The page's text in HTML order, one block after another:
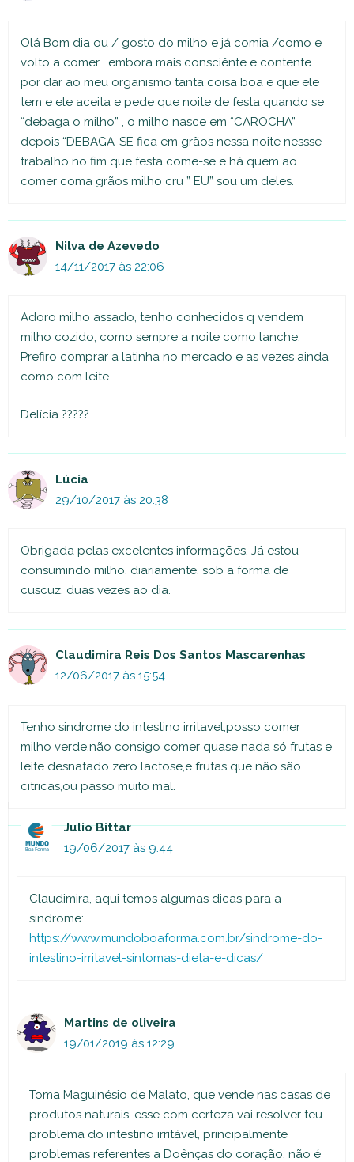
Olá Bom dia ou / gosto do milho e já comia /como e
volto a comer , embora mais consciênte e contente
por dar ao meu organismo tanta coisa boa e que ele
tem e ele aceita e pede que noite de festa quando se
“debaga o milho” , o milho nasce em “CAROCHA”
depois “DEBAGA-SE fica em grãos nessa noite nessse
trabalho no fim que festa come-se e há quem ao
comer coma grãos milho cru ” EU” sou um deles.
Nilva de Azevedo
14/11/2017 às 22:06
Adoro milho assado, tenho conhecidos q vendem
milho cozido, como sempre a noite como lanche.
Prefiro comprar a latinha no mercado e as vezes ainda
como com leite.
Delícia ?????
Lúcia
29/10/2017 às 20:38
Obrigada pelas excelentes informações. Já estou
consumindo milho, diariamente, sob a forma de
cuscuz, duas vezes ao dia.
Claudimira Reis Dos Santos Mascarenhas
12/06/2017 às 15:54
Tenho sindrome do intestino irritavel,posso comer
milho verde,não consigo comer quase nada só frutas e
leite desnatado zero lactose,e frutas que não são
citricas,ou passo muito mal.
Julio Bittar
19/06/2017 às 9:44
Claudimira, aqui temos algumas dicas para a
síndrome:
https://www.mundoboaforma.com.br/sindrome-do-
intestino-irritavel-sintomas-dieta-e-dicas/
Martins de oliveira
19/01/2019 às 12:29
Toma Maguinésio de Malato, que vende nas casas de
produtos naturais, esse com certeza vai resolver teu
problema do intestino irritável, principalmente
problemas referentes a Doênças do coração, não é